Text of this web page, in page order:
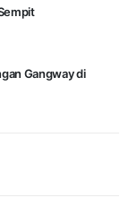
Gangway di